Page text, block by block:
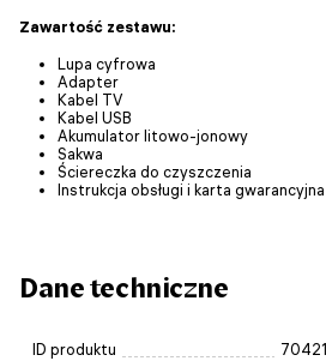
Zawartość zestawu:
Lupa cyfrowa
Adapter
Kabel TV
Kabel USB
Akumulator litowo-jonowy
Sakwa
Ściereczka do czyszczenia
Instrukcja obsługi i karta gwarancyjna
Dane techniczne
ID produktu 70421